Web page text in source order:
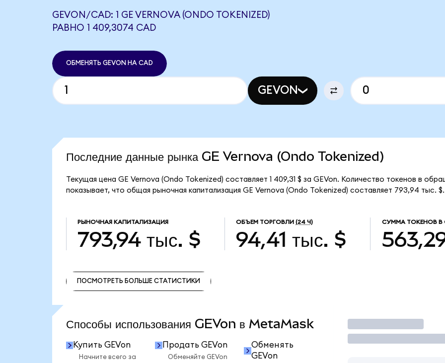
GEVON/CAD: 1 GE VERNOVA (ONDO TOKENIZED)
РАВНО 1 409,3074 CAD
ОБМЕНЯТЬ GEVON НА CAD
GEVON
Последние данные рынка GE Vernova (Ondo Tokenized)
Текущая цена GE Vernova (Ondo Tokenized) составляет 1 409,31 $ за GEVon. Количество токенов в
показывает, что общая рыночная капитализация GE Vernova (Ondo Tokenized) составляет 793,94 тыс. $.
РЫНОЧНАЯ КАПИТАЛИЗАЦИЯ
793,94 тыс. $
ОБЪЕМ ТОРГОВЛИ (24 Ч)
94,41 тыс. $
СУММА ТОКЕНОВ В
ПОСМОТРЕТЬ БОЛЬШЕ СТАТИСТИКИ
Способы использования GEVon в MetaMask
Купить GEVon
Начните всего за
Продать GEVon
Обменяйте GEVon
Обменять
GEVon
Торговать